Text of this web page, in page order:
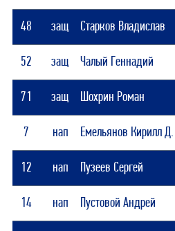
48 защ Старков Владислав
52 защ Чалый Геннадий
71 защ Шохрин Роман
7 нап Емельянов Кирилл Д.
12 нап Пузеев Сергей
14 нап Пустовой Андрей